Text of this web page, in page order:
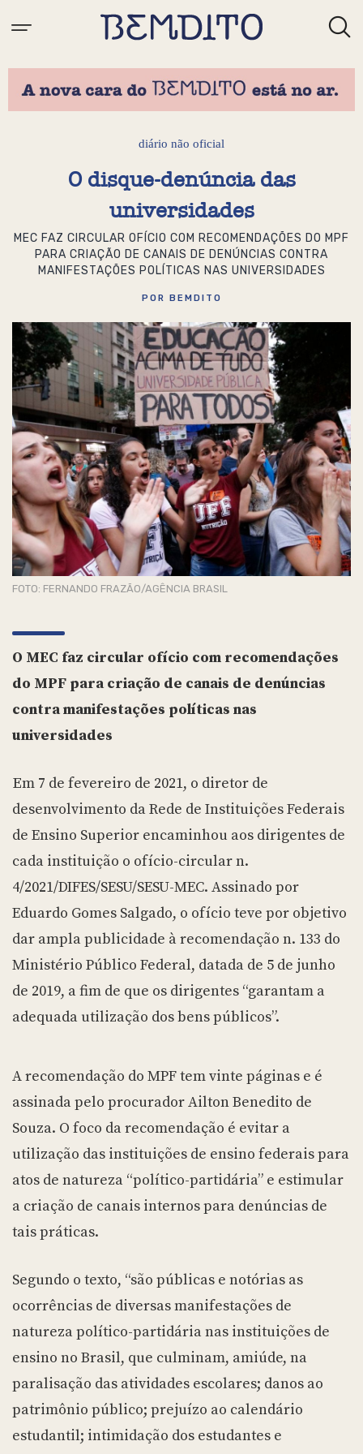
diário não oficial
O disque-denúncia das
universidades
MEC FAZ CIRCULAR OFÍCIO COM RECOMENDAÇÕES DO MPF
PARA CRIAÇÃO DE CANAIS DE DENÚNCIAS CONTRA
MANIFESTAÇÕES POLÍTICAS NAS UNIVERSIDADES
POR BEMDITO
FOTO: FERNANDO FRAZÃO/AGÊNCIA BRASIL
O MEC faz circular ofício com recomendações
do MPF para criação de canais de denúncias
contra manifestações políticas nas
universidades
Em 7 de fevereiro de 2021, o diretor de
desenvolvimento da Rede de Instituições Federais
de Ensino Superior encaminhou aos dirigentes de
cada instituição o ofício-circular n.
4/2021/DIFES/SESU/SESU-MEC. Assinado por
Eduardo Gomes Salgado, o ofício teve por objetivo
dar ampla publicidade à recomendação n. 133 do
Ministério Público Federal, datada de 5 de junho
de 2019, a fim de que os dirigentes “garantam a
adequada utilização dos bens públicos”.
A recomendação do MPF tem vinte páginas e é
assinada pelo procurador Ailton Benedito de
Souza. O foco da recomendação é evitar a
utilização das instituições de ensino federais para
atos de natureza “político-partidária” e estimular
a criação de canais internos para denúncias de
tais práticas.
Segundo o texto, “são públicas e notórias as
ocorrências de diversas manifestações de
natureza político-partidária nas instituições de
ensino no Brasil, que culminam, amiúde, na
paralisação das atividades escolares; danos ao
patrimônio público; prejuízo ao calendário
estudantil; intimidação dos estudantes e